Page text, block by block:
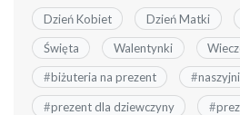
Dzień Kobiet Dzień Matki
Święta Walentynki
#biżuteria na prezent #
#prezent dla dziewczyny #